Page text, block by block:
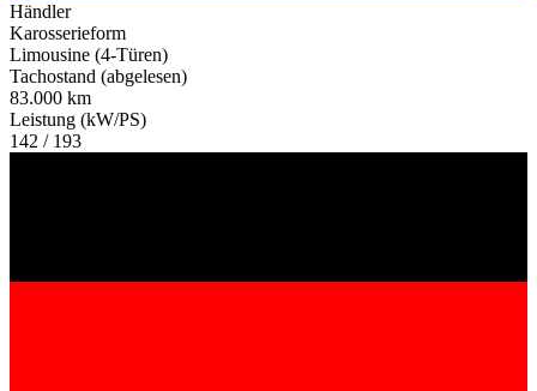
Händler
Karosserieform
Limousine (4-Türen)
Tachostand (abgelesen)
83.000 km
Leistung (kW/PS)
142 / 193